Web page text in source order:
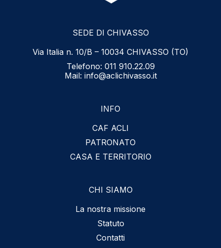
SEDE DI CHIVASSO
Via Italia n. 10/B – 10034 CHIVASSO (TO)
Telefono: 011 910.22.09
Mail: info@aclichivasso.it
INFO
CAF ACLI
PATRONATO
CASA E TERRITORIO
CHI SIAMO
La nostra missione
Statuto
Contatti